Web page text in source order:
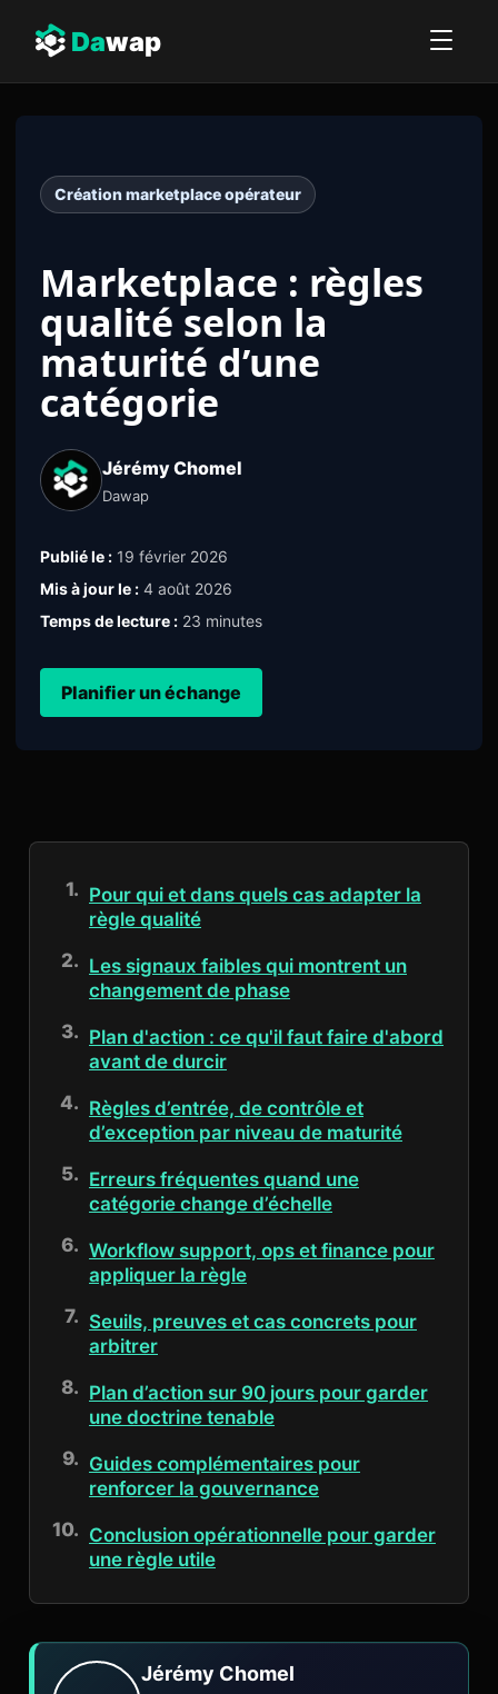
Dawap
Création marketplace opérateur
Marketplace : règles
qualité selon la
maturité d’une
catégorie
Jérémy Chomel
Dawap
Publié le : 19 février 2026
Mis à jour le : 4 août 2026
Temps de lecture : 23 minutes
Planifier un échange
Pour qui et dans quels cas adapter la
règle qualité
Les signaux faibles qui montrent un
changement de phase
Plan d'action : ce qu'il faut faire d'abord
avant de durcir
Règles d’entrée, de contrôle et
d’exception par niveau de maturité
Erreurs fréquentes quand une
catégorie change d’échelle
Workflow support, ops et finance pour
appliquer la règle
Seuils, preuves et cas concrets pour
arbitrer
Plan d’action sur 90 jours pour garder
une doctrine tenable
Guides complémentaires pour
renforcer la gouvernance
Conclusion opérationnelle pour garder
une règle utile
Jérémy Chomel